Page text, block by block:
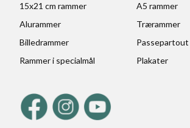
15x21 cm rammer
A5 rammer
Alurammer
Trærammer
Billedrammer
Passepartout
Rammer i specialmål
Plakater